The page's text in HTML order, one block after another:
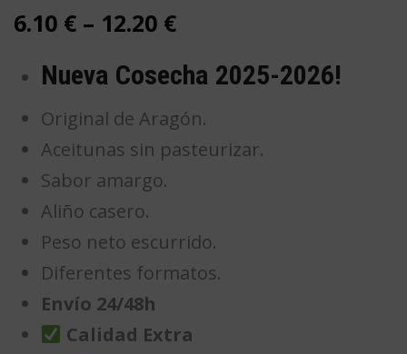
de 5 en
base a
6.10 € – 12.20 €
Nueva Cosecha 2025-2026!
Original de Aragón.
Aceitunas sin pasteurizar.
Sabor amargo.
Aliño casero.
Peso neto escurrido.
Diferentes formatos.
Envío 24/48h
Calidad Extra